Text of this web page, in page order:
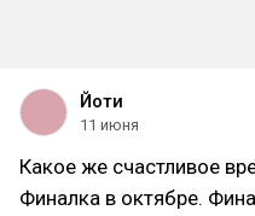
Йоти
11 июня
Какое же счастливое
Финалка в октябре.